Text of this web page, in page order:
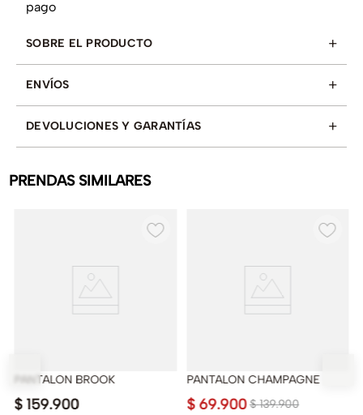
SOBRE EL PRODUCTO +
ENVÍOS +
DEVOLUCIONES Y GARANTÍAS +
PRENDAS SIMILARES
PANTALON BROOK
$ 159.900
PANTALON CHAMPAGNE
$ 139.900
$ 69.900